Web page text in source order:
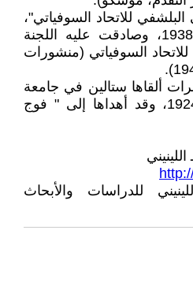
للاتحاد السوفياتي"،
موجز حرره ستالين في 1938، وصادقت عليه اللجنة
السوفياتي (منشورات
ألقاها ستالين في جامعة
سفيردلوف، بداية أبريل 1924، وقد أهداها إلى " فوج
للدراسات والأبحاث